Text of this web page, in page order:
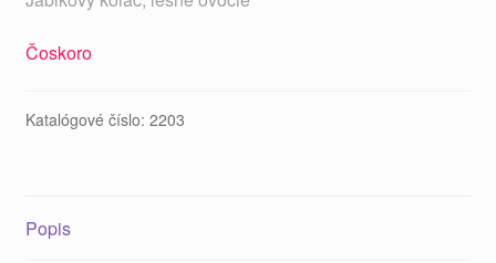
Čoskoro
Katalógové číslo: 2203
Popis